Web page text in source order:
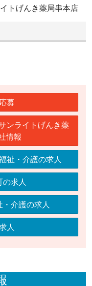
トげんき薬局串本店
募
ンライトげんき薬
情報
祉・介護の求人
の求人
介護の求人
人